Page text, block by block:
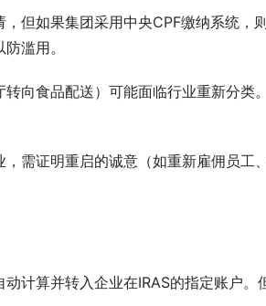
，但如果集团采用中央CPF缴纳系统，
滥用。
转向食品配送）可能面临行业重新分类
，需证明重启的诚意（如重新雇佣员工
计算并转入企业在IRAS的指定账户。